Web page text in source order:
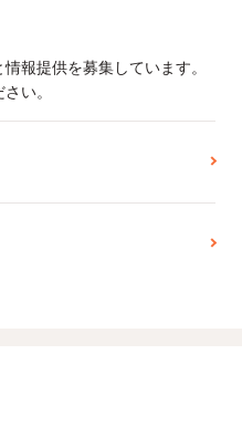
報提供を募集しています。
い。